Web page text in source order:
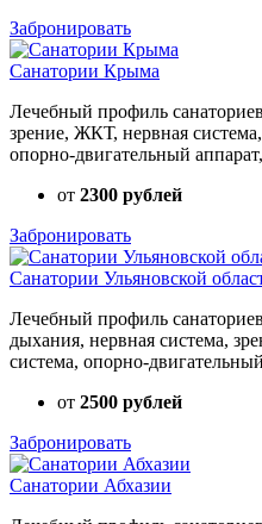
Забронировать
Санатории Крыма
Лечебный профиль
зрение, ЖКТ, нервная
опорно-двигательный
от 2300 рублей
Забронировать
Санатории Ульяновской
Лечебный профиль
дыхания, нервная система,
система, опорно-
от 2500 рублей
Забронировать
Санатории Абхазии